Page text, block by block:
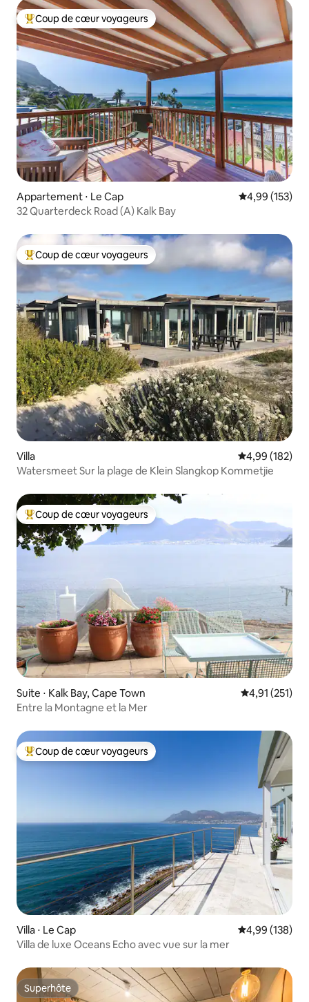
Coups de cœur voyageurs les plus appréciés
Coup de cœur voyageurs
Appartement ⋅ Le Cap Évaluation
4,99 (153)
32 Quarterdeck Road (A) Kalk Bay
Coups de cœur voyageurs les plus appréciés
Coup de cœur voyageurs
Villa Évaluation
4,99 (182)
Watersmeet Sur la plage de Klein Slangkop Kommetjie
Coups de cœur voyageurs les plus appréciés
Coup de cœur voyageurs
Suite ⋅ Kalk Bay, Cape Town Évaluation
4,91 (251)
Entre la Montagne et la Mer
Coups de cœur voyageurs les plus appréciés
Coup de cœur voyageurs
Villa ⋅ Le Cap Évaluation
4,99 (138)
Villa de luxe Oceans Echo avec vue sur la mer
Superhôte
Superhôte